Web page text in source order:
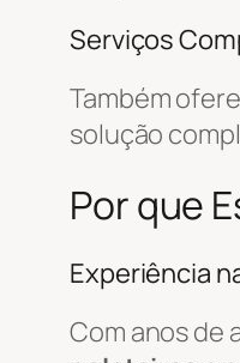
Serviços
Também
solução
Por que
Experiência
Com anos de